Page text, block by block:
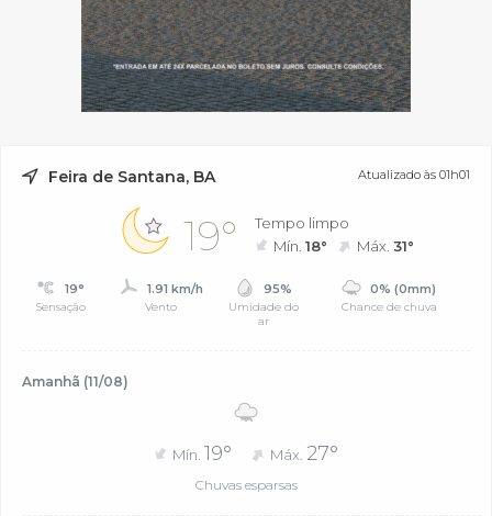
Feira de Santana, BA Atualizado às 01h01
19°
Tempo limpo
Mín.18° Máx.31°
19°
Sensação
1.91 km/h
Vento
95%
Umidade do
ar
0% (0mm)
Chance de chuva
Amanhã (11/08)
Mín. 19° Máx. 27°
Chuvas esparsas